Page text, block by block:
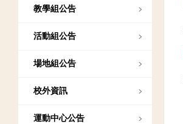
教學組公告
活動組公告
場地組公告
校外資訊
運動中心公告